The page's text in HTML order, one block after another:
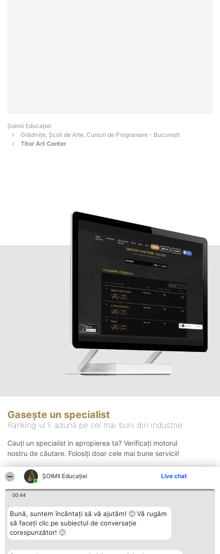
ȘOIMII Educației Live chat
00:44
Bună, suntem încântați să vă ajutăm! 🙂 Vă rugăm
să faceți clic pe subiectul de conversație
corespunzător! 🙂
Șoimii Educației
Grădinițe, Școli de Arte, Cursuri de Programare - Bucureşti
Titor Art Center
Gasește un specialist
Ranking-ul îi adună pe cei mai buni din industrie
Cauți un specialist in apropierea ta? Verificați motorul
nostru de căutare. Folosiți doar cele mai bune servicii!